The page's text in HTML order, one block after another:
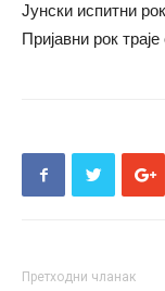
Јунски испитни
Пријавни рок
Претходни чланак